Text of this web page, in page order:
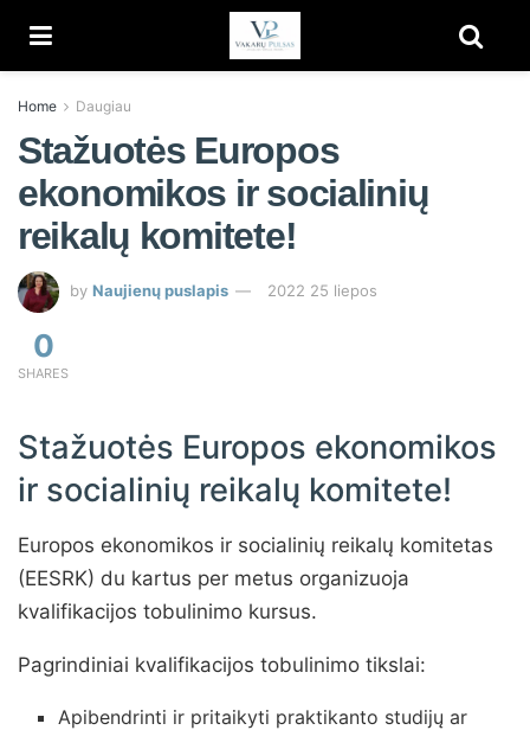
Home Daugiau
Stažuotės Europos
ekonomikos ir socialinių
reikalų komitete!
by Naujienų puslapis 2022 25 liepos
0
SHARES
Stažuotės Europos ekonomikos
ir socialinių reikalų komitete!
Europos ekonomikos ir socialinių reikalų komitetas
(EESRK) du kartus per metus organizuoja
kvalifikacijos tobulinimo kursus.
Pagrindiniai kvalifikacijos tobulinimo tikslai:
Apibendrinti ir pritaikyti praktikanto studijų ar